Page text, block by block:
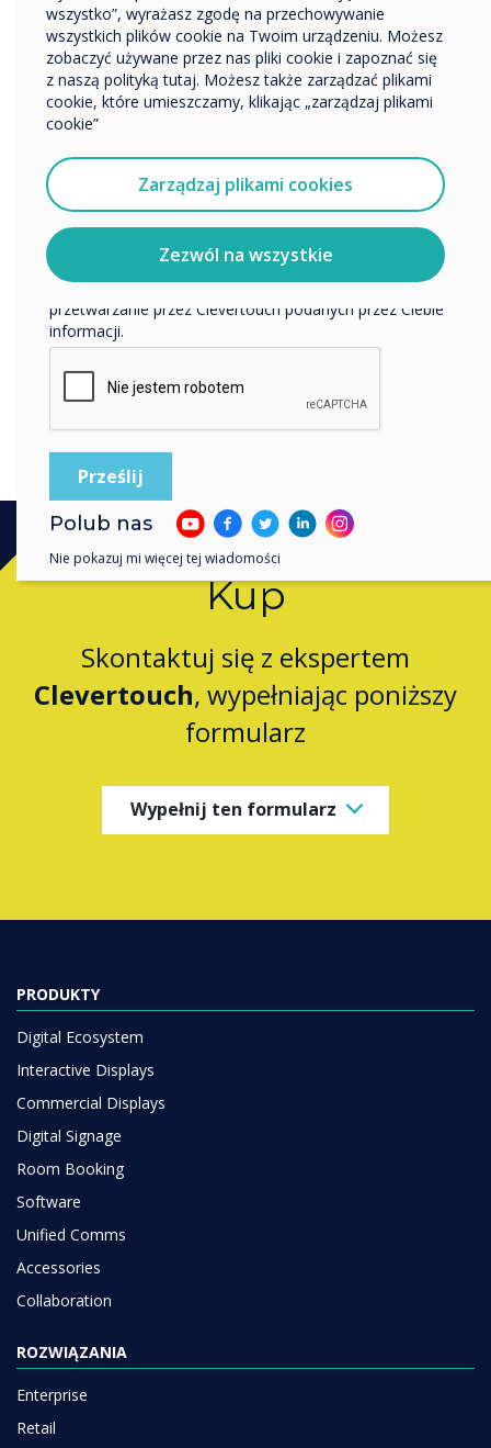
Pełna integracja
Microsoft 365
Dowiedz się więcej
Kup
Skontaktuj się z ekspertem
Clevertouch, wypełniając poniższy
formularz
Wypełnij ten formularz
PRODUKTY
Digital Ecosystem
Interactive Displays
Commercial Displays
Digital Signage
Room Booking
Software
Unified Comms
Accessories
Collaboration
ROZWIĄZANIA
Enterprise
Retail
wszystko”, wyrażasz zgodę na przechowywanie
wszystkich plików cookie na Twoim urządzeniu. Możesz
zobaczyć używane przez nas pliki cookie i zapoznać się
z naszą polityką tutaj. Możesz także zarządzać plikami
cookie, które umieszczamy, klikając „zarządzaj plikami
cookie”
Zarządzaj plikami cookies
Zezwól na wszystkie
Chcielibyśmy się z Tobą skontaktować w sprawie
naszych produktów i usług za pośrednictwem poczty
elektronicznej, telefonu lub poczty.
Clevertouch.
Aby uzyskać informacje o tym, jak gromadzimy i
wykorzystujemy Twoje dane osobowe, odwiedź naszą
politykę prywatności.
Klikając Wyślij, wyrażasz zgodę na przechowywanie i
przetwarzanie przez Clevertouch podanych przez Ciebie
informacji.
Polub nas
Nie pokazuj mi więcej tej wiadomości